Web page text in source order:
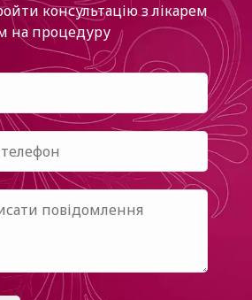
консультацію з лікарем
на процедуру